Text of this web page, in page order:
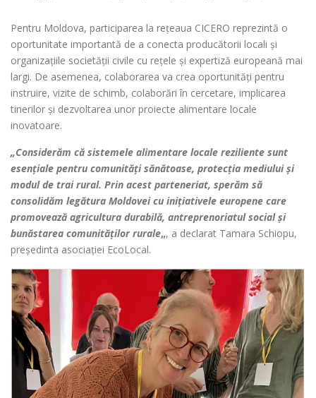
Pentru Moldova, participarea la rețeaua CICERO reprezintă o
oportunitate importantă de a conecta producătorii locali și
organizațiile societății civile cu rețele și expertiză europeană mai
largi. De asemenea, colaborarea va crea oportunități pentru
instruire, vizite de schimb, colaborări în cercetare, implicarea
tinerilor și dezvoltarea unor proiecte alimentare locale
inovatoare.
„Considerăm că sistemele alimentare locale reziliente sunt
esențiale pentru comunități sănătoase, protecția mediului și
modul de trai rural. Prin acest parteneriat, sperăm să
consolidăm legătura Moldovei cu inițiativele europene care
promovează agricultura durabilă, antreprenoriatul social și
bunăstarea comunităților rurale„, a declarat Tamara Schiopu,
președinta asociației EcoLocal.